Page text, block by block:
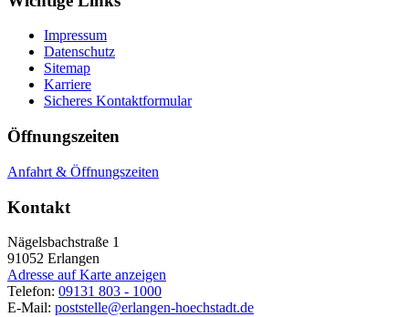
Impressum
Datenschutz
Sitemap
Karriere
Sicheres Kontaktformular
Öffnungszeiten
Anfahrt & Öffnungszeiten
Kontakt
Nägelsbachstraße 1
91052 Erlangen
Adresse auf Karte anzeigen
Telefon: 09131 803 - 1000
E-Mail: poststelle@erlangen-hoechstadt.de